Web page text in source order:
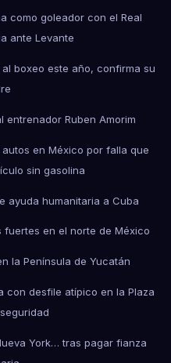
como goleador con el Real
ante Levante
boxeo este año, confirma su
entrenador Ruben Amorim
en México por falla que
sin gasolina
ayuda humanitaria a Cuba
en el norte de México
la Península de Yucatán
con desfile atípico en la Plaza
York… tras pagar fianza